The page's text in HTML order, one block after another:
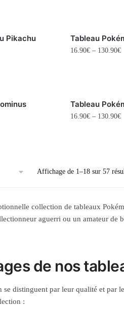
Pikachu
Tableau
16.90€– 130.90€
Tableau
16.90€– 130.90€
Affichage de 1–18 sur 57
collection de tableaux
aguerri ou un amateur de
de nos
se distinguent par leur qualité et par
: